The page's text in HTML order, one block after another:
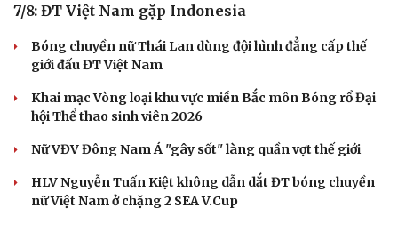
7/8: ĐT Việt Nam gặp Indonesia
Bóng chuyền nữ Thái Lan dùng đội hình đẳng cấp thế
giới đấu ĐT Việt Nam
Khai mạc Vòng loại khu vực miền Bắc môn Bóng rổ Đại
hội Thể thao sinh viên 2026
Nữ VĐV Đông Nam Á "gây sốt" làng quần vợt thế giới
HLV Nguyễn Tuấn Kiệt không dẫn dắt ĐT bóng chuyền
nữ Việt Nam ở chặng 2 SEA V.Cup